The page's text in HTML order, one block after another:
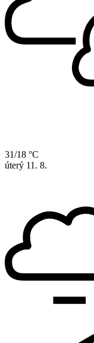
31/18 °C
úterý 11. 8.